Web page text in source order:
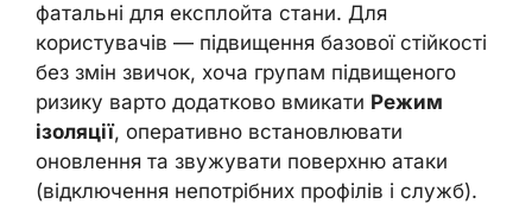
фатальні для експлойта стани. Для
користувачів — підвищення базової стійкості
без змін звичок, хоча групам підвищеного
ризику варто додатково вмикати Режим
ізоляції, оперативно встановлювати
оновлення та звужувати поверхню атаки
(відключення непотрібних профілів і служб).